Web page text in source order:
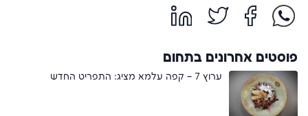
פוסטים אחרונים בתחום
ערוץ 7 – קפה עלמא מציג: התפריט החדש